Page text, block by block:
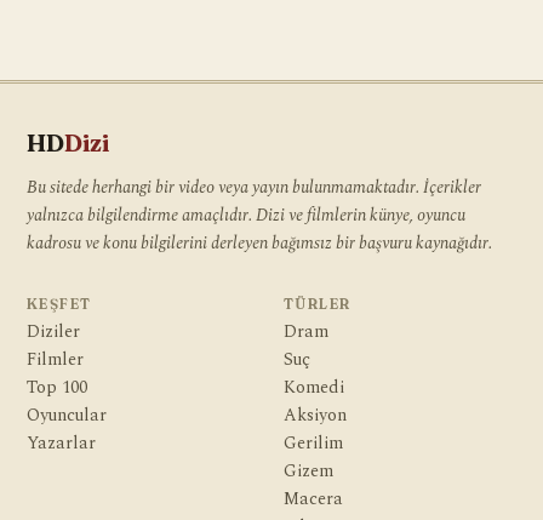
HDDizi
Bu sitede herhangi bir video veya yayın bulunmamaktadır. İçerikler
yalnızca bilgilendirme amaçlıdır. Dizi ve filmlerin künye, oyuncu
kadrosu ve konu bilgilerini derleyen bağımsız bir başvuru kaynağıdır.
KEŞFET
Diziler
Filmler
Top 100
Oyuncular
Yazarlar
TÜRLER
Dram
Suç
Komedi
Aksiyon
Gerilim
Gizem
Macera